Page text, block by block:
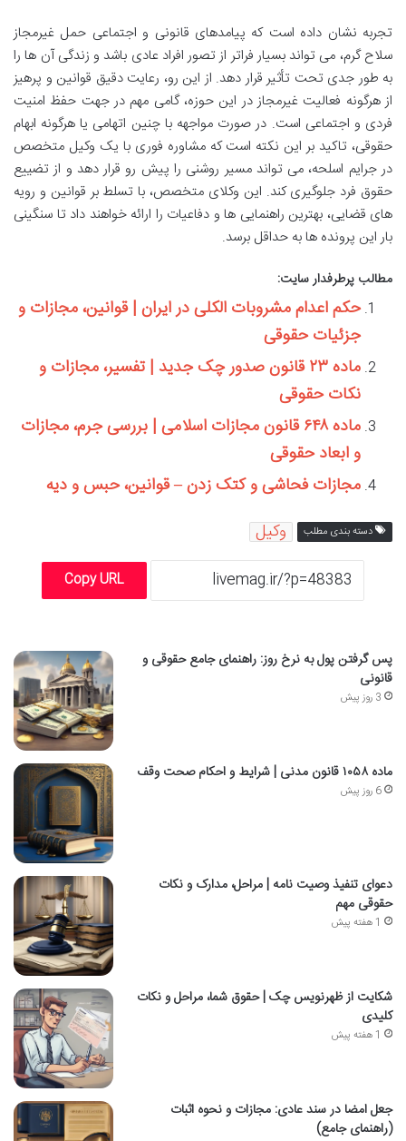
تجربه نشان داده است که پیامدهای قانونی و اجتماعی حمل غیرمجاز
سلاح گرم، می تواند بسیار فراتر از تصور افراد عادی باشد و زندگی آن ها را
به طور جدی تحت تأثیر قرار دهد. از این رو، رعایت دقیق قوانین و پرهیز
از هرگونه فعالیت غیرمجاز در این حوزه، گامی مهم در جهت حفظ امنیت
فردی و اجتماعی است. در صورت مواجهه با چنین اتهامی یا هرگونه ابهام
حقوقی، تاکید بر این نکته است که مشاوره فوری با یک وکیل متخصص
در جرایم اسلحه، می تواند مسیر روشنی را پیش رو قرار دهد و از تضییع
حقوق فرد جلوگیری کند. این وکلای متخصص، با تسلط بر قوانین و رویه
های قضایی، بهترین راهنمایی ها و دفاعیات را ارائه خواهند داد تا سنگینی
بار این پرونده ها به حداقل برسد.
مطالب پرطرفدار سایت:
حکم اعدام مشروبات الکلی در ایران | قوانین، مجازات و
جزئیات حقوقی
ماده ۲۳ قانون صدور چک جدید | تفسیر، مجازات و
نکات حقوقی
ماده ۶۴۸ قانون مجازات اسلامی | بررسی جرم، مجازات
و ابعاد حقوقی
مجازات فحاشی و کتک زدن – قوانین، حبس و دیه
دسته بندی مطلب وکیل
Copy URL
پس گرفتن پول به نرخ روز: راهنمای جامع حقوقی و
قانونی
3 روز پیش
ماده ۱۰۵۸ قانون مدنی | شرایط و احکام صحت وقف
6 روز پیش
دعوای تنفیذ وصیت نامه | مراحل، مدارک و نکات
حقوقی مهم
1 هفته پیش
شکایت از ظهرنویس چک | حقوق شما، مراحل و نکات
کلیدی
1 هفته پیش
جعل امضا در سند عادی: مجازات و نحوه اثبات
(راهنمای جامع)